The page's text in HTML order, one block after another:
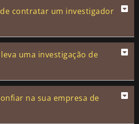
contratar um investigador
uma investigação de
na sua empresa de